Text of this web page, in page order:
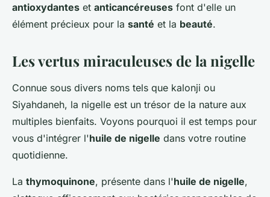
antioxydantes et anticancéreuses font d'elle un
élément précieux pour la santé et la beauté.
Les vertus miraculeuses de la nigelle
Connue sous divers noms tels que kalonji ou
Siyahdaneh, la nigelle est un trésor de la nature aux
multiples bienfaits. Voyons pourquoi il est temps pour
vous d'intégrer l'huile de nigelle dans votre routine
quotidienne.
La thymoquinone, présente dans l'huile de nigelle,